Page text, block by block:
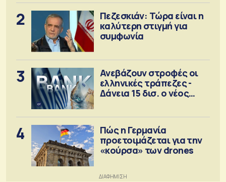
2
Πεζεσκιάν: Τώρα είναι η
καλύτερη στιγμή για
συμφωνία
3
Ανεβάζουν στροφές οι
ελληνικές τράπεζες -
Δάνεια 15 δισ. ο νέος
4
Πώς η Γερμανία
προετοιμάζεται για την
«κούρσα» των drones